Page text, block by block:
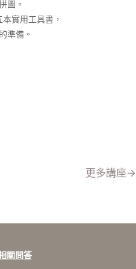
圖。
實用工具書，
準備。
更多講座→
關問答